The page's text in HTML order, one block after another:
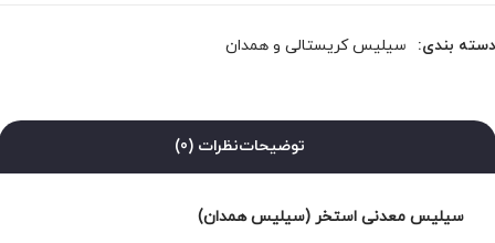
بندی: سیلیس کریستالی و همدان
توضیحاتنظرات (0)
سیلیس معدنی استخر (سیلیس همدان)